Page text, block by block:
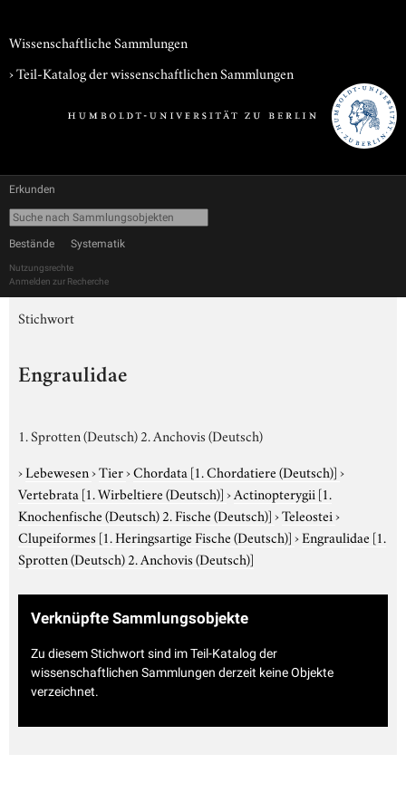
Wissenschaftliche Sammlungen
› Teil-Katalog der wissenschaftlichen Sammlungen
Erkunden
Bestände Systematik
Nutzungsrechte
Anmelden zur Recherche
Stichwort
Engraulidae
1. Sprotten (Deutsch) 2. Anchovis (Deutsch)
›Lebewesen›Tier›Chordata [1. Chordatiere (Deutsch)]›
Vertebrata [1. Wirbeltiere (Deutsch)]›Actinopterygii [1.
Knochenfische (Deutsch) 2. Fische (Deutsch)]›Teleostei›
Clupeiformes [1. Heringsartige Fische (Deutsch)]›Engraulidae [1.
Sprotten (Deutsch) 2. Anchovis (Deutsch)]
Verknüpfte Sammlungsobjekte
Zu diesem Stichwort sind im Teil-Katalog der
wissenschaftlichen Sammlungen derzeit keine Objekte
verzeichnet.